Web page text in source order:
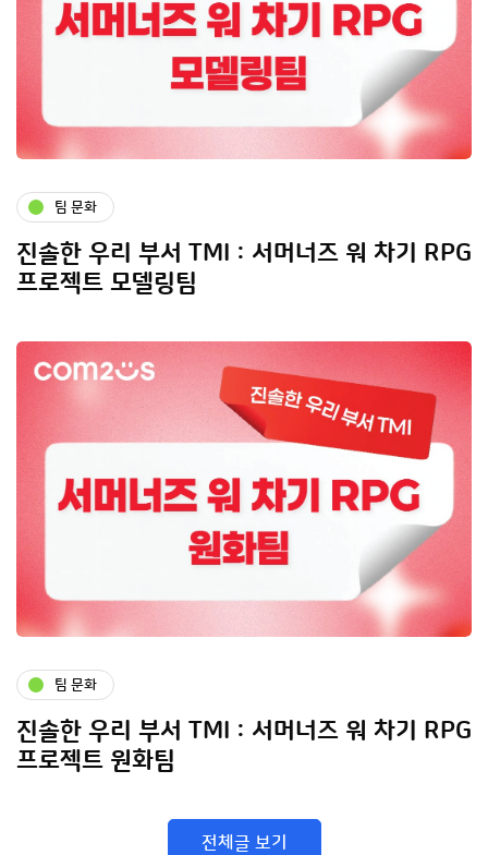
팀 문화
진솔한 우리 부서 TMI : 서머너즈 워 차기 RPG
프로젝트 모델링팀
팀 문화
진솔한 우리 부서 TMI : 서머너즈 워 차기 RPG
프로젝트 원화팀
전체글 보기